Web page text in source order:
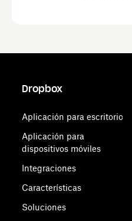
Dropbox
Aplicación para escritorio
Aplicación para
dispositivos móviles
Integraciones
Características
Soluciones